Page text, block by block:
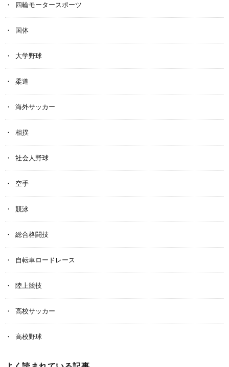
四輪モータースポーツ
国体
大学野球
柔道
海外サッカー
相撲
社会人野球
空手
競泳
総合格闘技
自転車ロードレース
陸上競技
高校サッカー
高校野球